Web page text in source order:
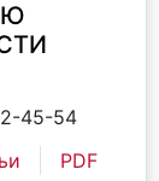
45-54
PDF